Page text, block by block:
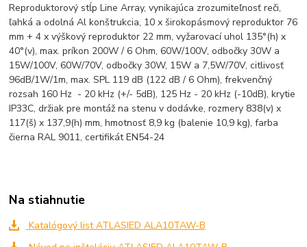
Reproduktorový stĺp Line Array, vynikajúca zrozumiteľnosť reči,
ľahká a odolná Al konštrukcia, 10 x širokopásmový reproduktor 76
mm + 4 x výškový reproduktor 22 mm, vyžarovací uhol 135°(h) x
40°(v), max. príkon 200W / 6 Ohm, 60W/100V, odbočky 30W a
15W/100V, 60W/70V, odbočky 30W, 15W a 7,5W/70V, citlivosť
96dB/1W/1m, max. SPL 119 dB (122 dB / 6 Ohm), frekvenčný
rozsah 160 Hz - 20 kHz (+/- 5dB), 125 Hz - 20 kHz (-10dB), krytie
IP33C, držiak pre montáž na stenu v dodávke, rozmery 838(v) x
117(š) x 137,9(h) mm, hmotnosť 8,9 kg (balenie 10,9 kg), farba
čierna RAL 9011, certifikát EN54-24
Na stiahnutie
Katalógový list ATLASIED ALA10TAW-B